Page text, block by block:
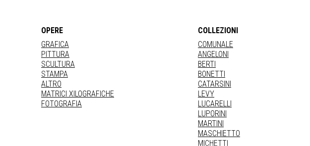
OPERE
GRAFICA
PITTURA
SCULTURA
STAMPA
ALTRO
MATRICI XILOGRAFICHE
FOTOGRAFIA
COLLEZIONI
COMUNALE
ANGELONI
BERTI
BONETTI
CATARSINI
LEVY
LUCARELLI
LUPORINI
MARTINI
MASCHIETTO
MICHETTI